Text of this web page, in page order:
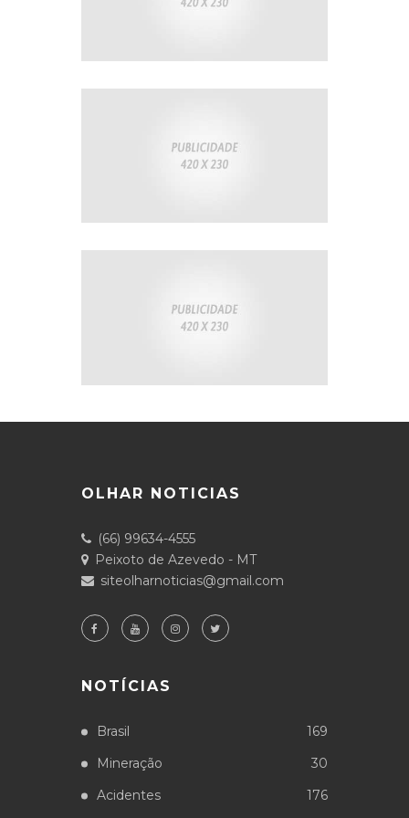
OLHAR NOTICIAS
(66) 99634-4555
Peixoto de Azevedo - MT
siteolharnoticias@gmail.com
NOTÍCIAS
Brasil
169
Mineração
30
Acidentes
176